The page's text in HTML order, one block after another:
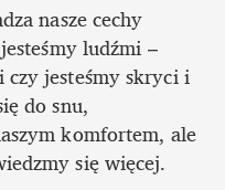
nasze cechy
ludźmi –
jesteśmy skryci i
do snu,
komfortem, ale
się więcej.